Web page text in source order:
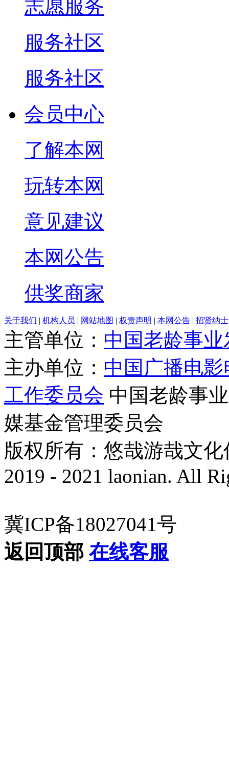
志愿服务
服务社区
服务社区
会员中心
了解本网
玩转本网
意见建议
本网公告
供奖商家
关于我们 | 机构人员 | 网站地图 | 权责声明 | 本网公告 | 招贤纳士
主管单位： 中国老龄事
主办单位： 中国广播电
工作委员会 中国老龄事
媒基金管理委员会
版权所有：悠哉游哉文
2019 - 2021 laonian. All
冀ICP备18027041号
返回顶部 在线客服